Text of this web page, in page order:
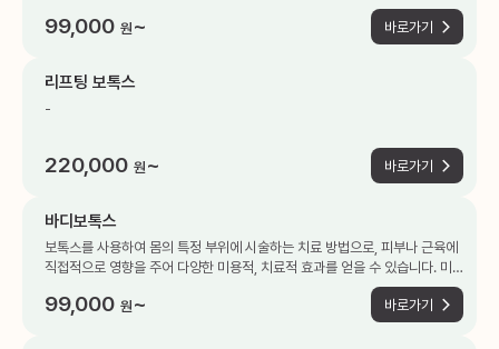
비대증으로 인하여 침샘이 커지고 처지게 되면 얼굴이 전체적으로 커보이고
넓어 보입니다. 침샘 비대증의 원인은 유전적인 요인, 잘못된 식습관, 종양, 감
염 등 침샘 질환, 피부의 처짐으로 인한 것이 이유가 될 수 있습니다.
99,000 원 ~ 바로가기
리프팅 보톡스
-
220,000 원 ~ 바로가기
바디보톡스
보톡스를 사용하여 몸의 특정 부위에 시술하는 치료 방법으로, 피부나 근육에
직접적으로 영향을 주어 다양한 미용적, 치료적 효과를 얻을 수 있습니다. 미
용적 효과에 대표적인 부위로는 종아리,허벅지,팔뚝,승모근으로 슬림한 바디
라인을 완성시켜 줍니다. 치료적 효과로는 피지분비 땀샘분비가 많은 부위에
시술하게 되며 시술 후 여드름예방 및 피부개선, 땀분비 감소 및 자신감 회복
99,000 원 ~ 바로가기